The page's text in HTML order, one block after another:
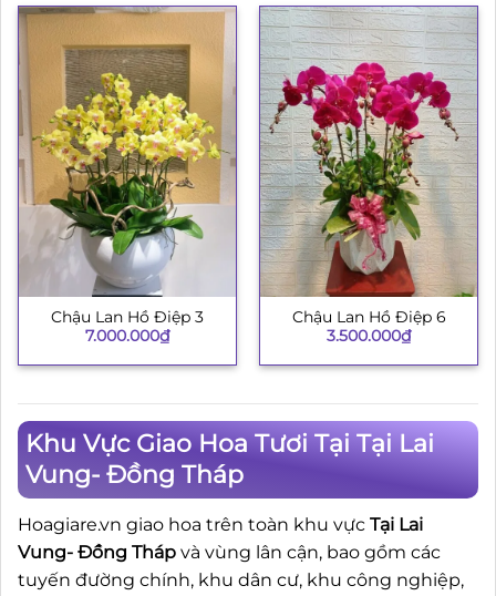
Chậu Lan Hồ Điệp 3
7.000.000₫
Chậu Lan Hồ Điệp 6
3.500.000₫
Khu Vực Giao Hoa Tươi Tại Tại Lai
Vung- Đồng Tháp
Hoagiare.vn giao hoa trên toàn khu vực Tại Lai
Vung- Đồng Tháp và vùng lân cận, bao gồm các
tuyến đường chính, khu dân cư, khu công nghiệp,